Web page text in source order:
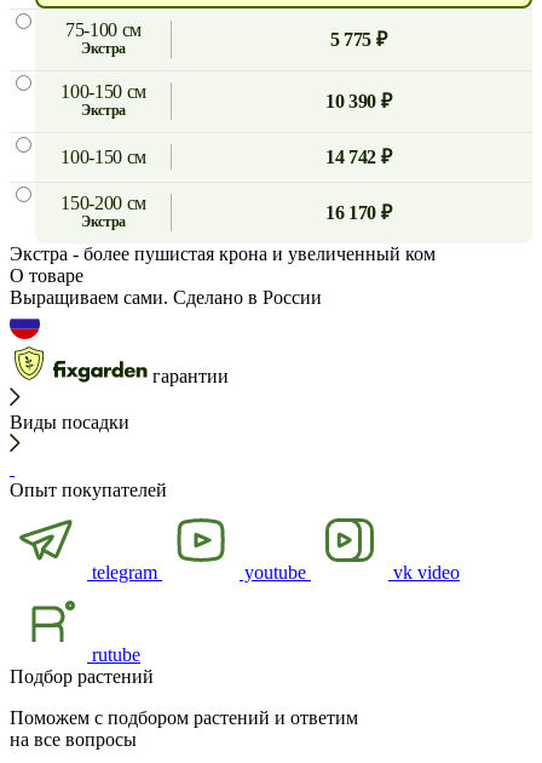
75-100 см
экстра 5 775 ₽
100-150 см
экстра 10 390 ₽
100-150 см 14 742 ₽
150-200 см
экстра
16 170 ₽
Экстра - более пушистая крона и увеличенный ком
О товаре
Выращиваем сами. Сделано в России
гарантии
Виды посадки
Опыт покупателей
telegram youtube vk video
rutube
Подбор растений
Поможем с подбором растений и ответим
на все вопросы